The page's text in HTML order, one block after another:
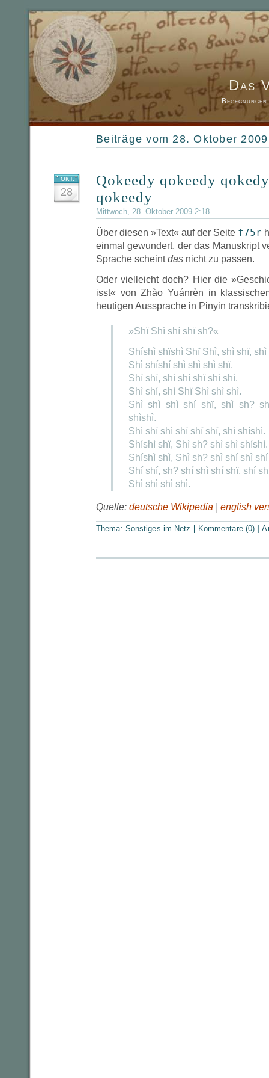
Das
Beiträge vom 28. Oktober 2009
OKT.
28
Qokeedy qokeedy
qokeedy
Mittwoch, 28. Oktober 2009 2:18
Über diesen »Text« auf der Seite f75r
einmal gewundert, der das Manuskript
Sprache scheintdas nicht zu passen.
Oder vielleicht doch? Hier die
isst« von Zhào Yuánrèn in
heutigen Aussprache in Pinyin
»Shï Shì shí shï sh?«
Shíshì shïshì Shï Shì, shì shï, shì
Shì shíshí shì shì shì shï.
Shí shí, shì shí shï shì shì.
Shì shí, shì Shï Shì shì shì.
Shì shì shì shí shï, shì sh?
shìshì.
Shì shí shì shí shï shï, shì shíshì.
Shíshì shï, Shì sh? shì shì shíshì.
Shíshì shì, Shì sh? shì shí shì
Shí shí, sh? shí shì shí shï, shí
Shì shì shì shì.
Quelle: deutsche Wikipedia english
Thema: Sonstiges im Netz Kommentare (0) |